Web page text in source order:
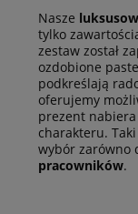
Nasze
tylko
zestaw został
ozdobione
podkreślają
oferujemy
prezent
charakteru. Taki
wybór zarówno
pracowników.